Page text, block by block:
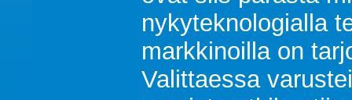
nykyteknologialla
markkinoilla on
Valittaessa